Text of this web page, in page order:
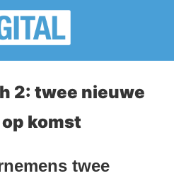
2: twee nieuwe
komst
twee